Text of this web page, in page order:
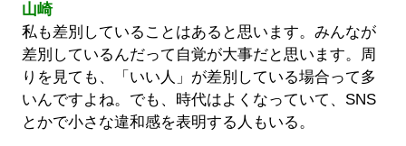
山崎
私も差別していることはあると思います。みんなが
差別しているんだって自覚が大事だと思います。周
りを見ても、「いい人」が差別している場合って多
いんですよね。でも、時代はよくなっていて、SNS
とかで小さな違和感を表明する人もいる。